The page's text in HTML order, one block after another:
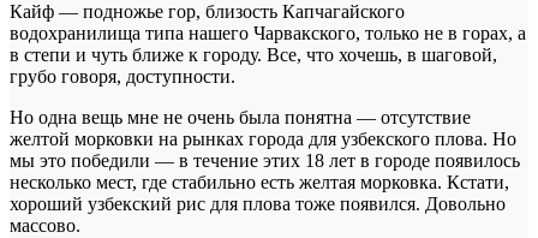
Кайф — подножье гор, близость Капчагайского
водохранилища типа нашего Чарвакского, только не в горах, а
в степи и чуть ближе к городу. Все, что хочешь, в шаговой,
грубо говоря, доступности.
Но одна вещь мне не очень была понятна — отсутствие
желтой морковки на рынках города для узбекского плова. Но
мы это победили — в течение этих 18 лет в городе появилось
несколько мест, где стабильно есть желтая морковка. Кстати,
хороший узбекский рис для плова тоже появился. Довольно
массово.